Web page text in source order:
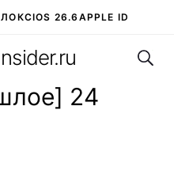
IOS 26.6 APPLE ID
APP STOREOZON БАНК
24